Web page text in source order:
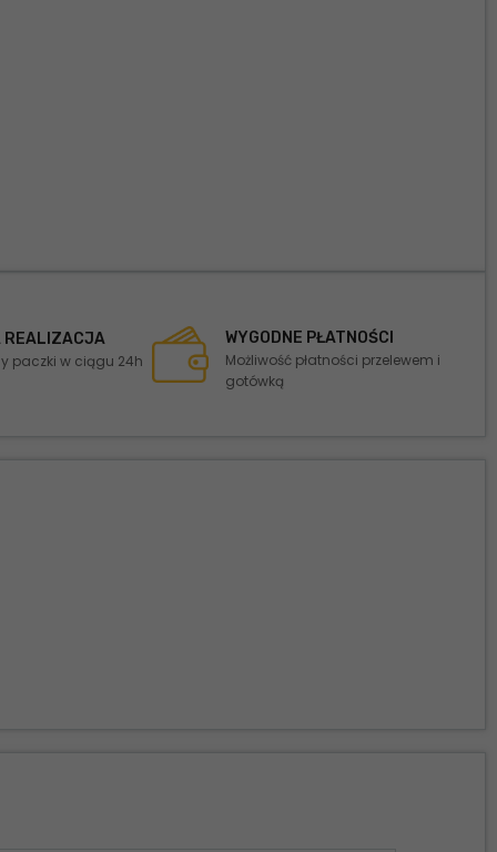
REALIZACJA
paczki w ciągu 24h
WYGODNE PŁATNOŚCI
Możliwość płatności przelewem i
gotówką